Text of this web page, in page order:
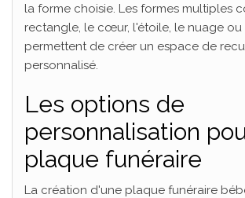
la forme choisie. Les formes multiples
rectangle, le cœur, l'étoile, le nuage ou
permettent de créer un espace de
personnalisé.
Les options de
personnalisation
plaque funéraire
La création d'une plaque funéraire